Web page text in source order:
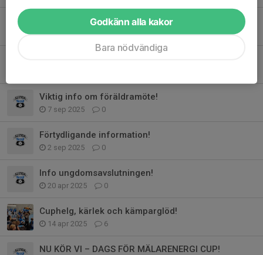
Påminnelse klubbrabatten!
29 sep 2025 0
Viktig info om föräldramöte!
7 sep 2025 0
Förtydligande information!
2 sep 2025 0
Info ungdomsavslutningen!
20 apr 2025 0
Cuphelg, kärlek och kämparglöd!
14 apr 2025 6
NU KÖR VI – DAGS FÖR MÄLARENERGI CUP!
Godkänn alla kakor
Bara nödvändiga